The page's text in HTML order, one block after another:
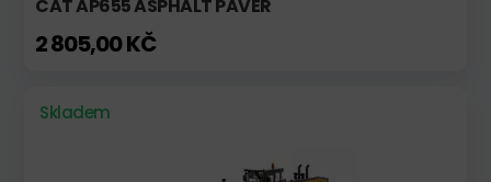
CAT AP655 ASPHALT PAVER
2 805,00 KČ
Skladem